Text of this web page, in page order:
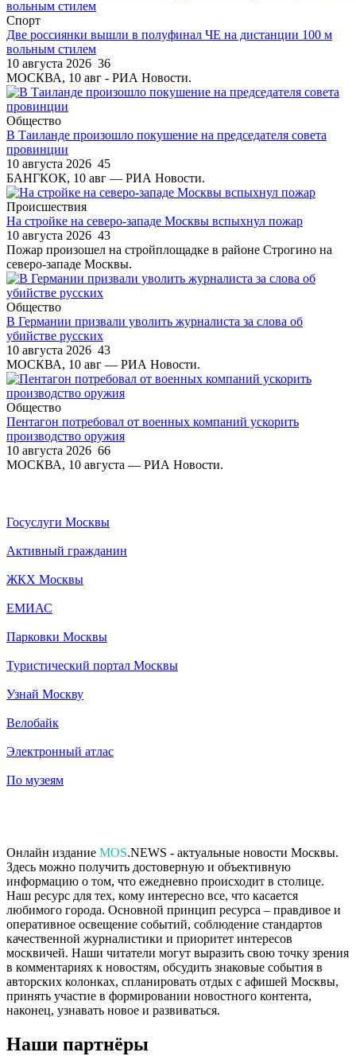
Спорт
Две россиянки вышли в полуфинал ЧЕ на дистанции 100 м
вольным стилем
10 августа 2026 36
МОСКВА, 10 авг - РИА Новости.
Общество
В Таиланде произошло покушение на председателя совета
провинции
10 августа 2026 45
БАНГКОК, 10 авг — РИА Новости.
Происшествия
На стройке на северо-западе Москвы вспыхнул пожар
10 августа 2026 43
Пожар произошел на стройплощадке в районе Строгино на
северо-западе Москвы.
Общество
В Германии призвали уволить журналиста за слова об
убийстве русских
10 августа 2026 43
МОСКВА, 10 авг — РИА Новости.
Общество
Пентагон потребовал от военных компаний ускорить
производство оружия
10 августа 2026 66
МОСКВА, 10 августа — РИА Новости.
Госуслуги Москвы
Активный гражданин
ЖКХ Москвы
ЕМИАС
Парковки Москвы
Туристический портал Москвы
Узнай Москву
Велобайк
Электронный атлас
По музеям
Онлайн издание MOS.NEWS - актуальные новости Москвы.
Здесь можно получить достоверную и объективную
информацию о том, что ежедневно происходит в столице.
Наш ресурс для тех, кому интересно все, что касается
любимого города. Основной принцип ресурса – правдивое и
оперативное освещение событий, соблюдение стандартов
качественной журналистики и приоритет интересов
москвичей. Наши читатели могут выразить свою точку зрения
в комментариях к новостям, обсудить знаковые события в
авторских колонках, спланировать отдых с афишей Москвы,
принять участие в формировании новостного контента,
наконец, узнавать новое и развиваться.
Наши партнёры